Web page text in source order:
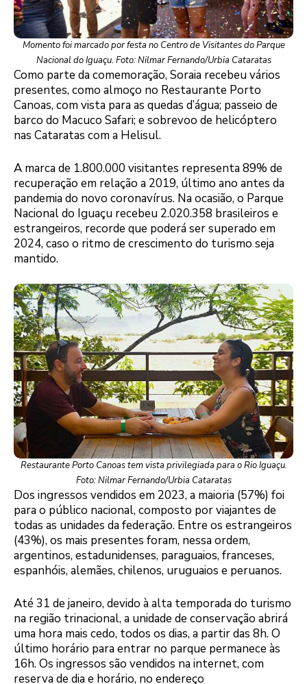
Momento foi marcado por festa no Centro de Visitantes do Parque
Nacional do Iguaçu. Foto: Nilmar Fernando/Urbia Cataratas
Como parte da comemoração, Soraia recebeu vários
presentes, como almoço no Restaurante Porto
Canoas, com vista para as quedas d’água; passeio de
barco do Macuco Safari; e sobrevoo de helicóptero
nas Cataratas com a Helisul.
A marca de 1.800.000 visitantes representa 89% de
recuperação em relação a 2019, último ano antes da
pandemia do novo coronavírus. Na ocasião, o Parque
Nacional do Iguaçu recebeu 2.020.358 brasileiros e
estrangeiros, recorde que poderá ser superado em
2024, caso o ritmo de crescimento do turismo seja
mantido.
Restaurante Porto Canoas tem vista privilegiada para o Rio Iguaçu.
Foto: Nilmar Fernando/Urbia Cataratas
Dos ingressos vendidos em 2023, a maioria (57%) foi
para o público nacional, composto por viajantes de
todas as unidades da federação. Entre os estrangeiros
(43%), os mais presentes foram, nessa ordem,
argentinos, estadunidenses, paraguaios, franceses,
espanhóis, alemães, chilenos, uruguaios e peruanos.
Até 31 de janeiro, devido à alta temporada do turismo
na região trinacional, a unidade de conservação abrirá
uma hora mais cedo, todos os dias, a partir das 8h. O
último horário para entrar no parque permanece às
16h. Os ingressos são vendidos na internet, com
reserva de dia e horário, no endereço